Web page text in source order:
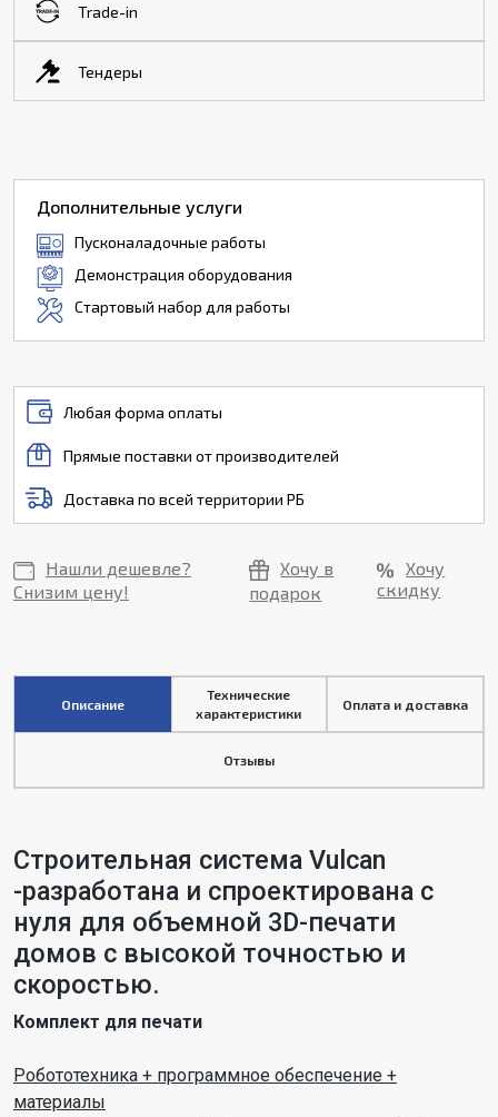
Trade-in
Тендеры
Дополнительные услуги
Пусконаладочные работы
Демонстрация оборудования
Стартовый набор для работы
Любая форма оплаты
Прямые поставки от производителей
Доставка по всей территории РБ
Нашли дешевле?
Снизим цену!
Хочу в
подарок
Хочу
скидку
Описание
Технические
характеристики
Оплата и доставка
Отзывы
Строительная система Vulcan
-разработана и спроектирована с
нуля для объемной 3D-печати
домов с высокой точностью и
скоростью.
Комплект для печати
Робототехника + программное обеспечение +
материалы